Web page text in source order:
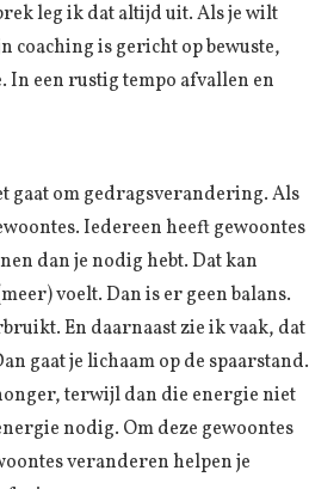
leg ik dat altijd uit. Als je wilt
coaching is gericht op bewuste,
In een rustig tempo afvallen en
gaat om gedragsverandering. Als
Iedereen heeft gewoontes
dan je nodig hebt. Dat kan
voelt. Dan is er geen balans.
En daarnaast zie ik vaak, dat
gaat je lichaam op de spaarstand.
terwijl dan die energie niet
nodig. Om deze gewoontes
veranderen helpen je